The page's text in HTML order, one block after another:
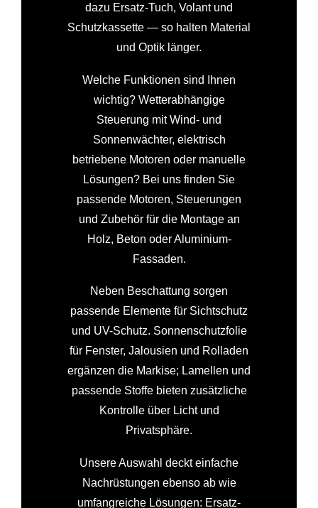
dazu Ersatz-Tuch, Volant und
Schutzkassette — so halten Material
und Optik länger.
Welche Funktionen sind Ihnen
wichtig? Wetterabhängige
Steuerung mit Wind- und
Sonnenwächter, elektrisch
betriebene Motoren oder manuelle
Lösungen? Bei uns finden Sie
passende Motoren, Steuerungen
und Zubehör für die Montage an
Holz, Beton oder Aluminium-
Fassaden.
Neben Beschattung sorgen
passende Elemente für Sichtschutz
und UV-Schutz. Sonnenschutzfolie
für Fenster, Jalousien und Rolladen
ergänzen die Markise; Lamellen und
passende Stoffe bieten zusätzliche
Kontrolle über Licht und
Privatsphäre.
Unsere Auswahl deckt einfache
Nachrüstungen ebenso ab wie
umfangreiche Lösungen: Ersatz-